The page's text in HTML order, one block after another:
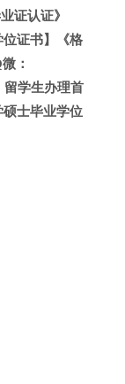
证认证》
位证书】《格
：
留学生办理首
士毕业学位